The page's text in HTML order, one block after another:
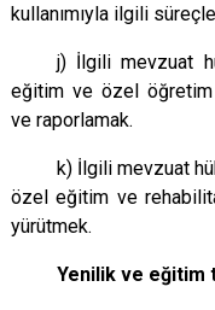
kullanımıyla ilgili
j) İlgili mevzuat
eğitim ve özel
ve raporlamak.
k) İlgili mevzuat
özel eğitim ve
yürütmek.
Yenilik ve